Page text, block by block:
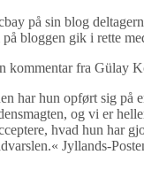
på sin blog
bloggen gik i rette
kommentar fra Gülay
har hun opført sig
og vi er
hvad hun har
Jyllands-